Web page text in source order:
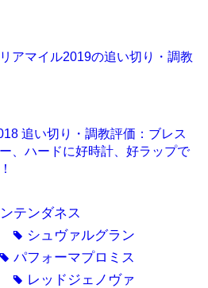
アマイル2019の追い切り・調教
追い切り・調教評価：ブレス
、ハードに好時計、好ラップで
テンダネス
tag シュヴァルグラン
tagパフォーマプロミス
tag レッドジェノヴァ